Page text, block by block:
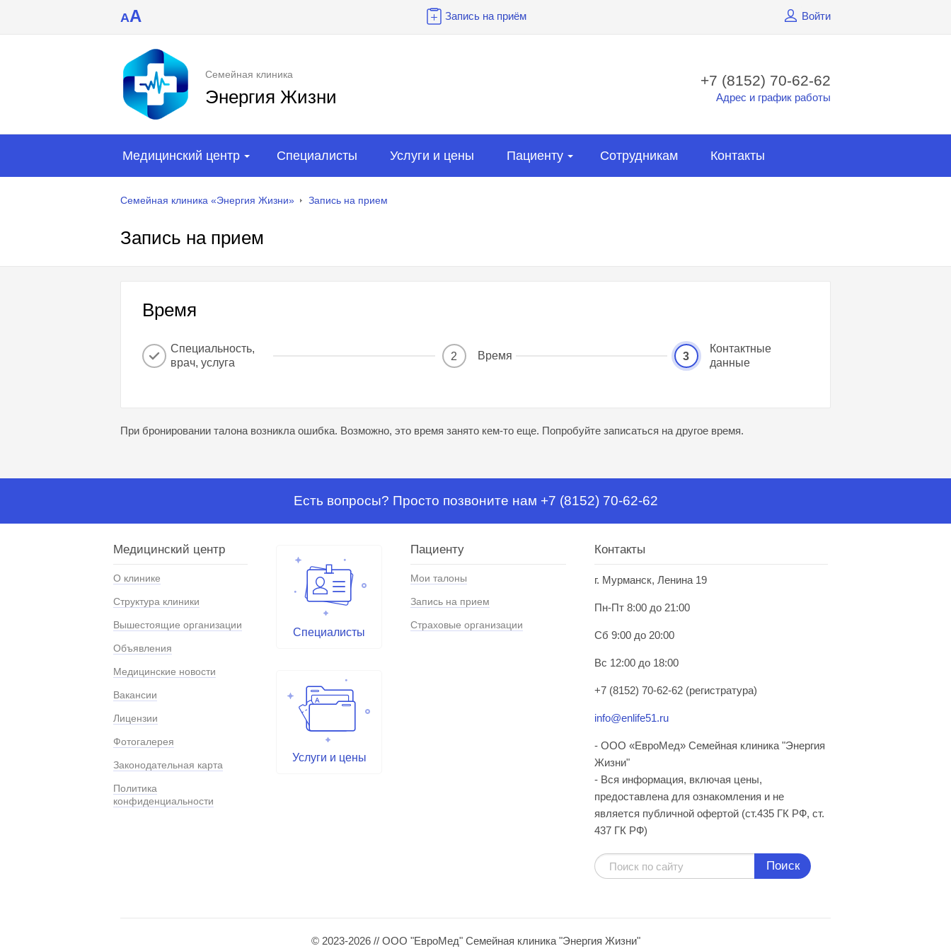
AA Запись на приём Войти
Семейная клиника
Энергия Жизни
+7 (8152) 70-62-62
Адрес и график работы
Медицинский центр Специалисты Услуги и цены Пациенту Сотрудникам Контакты
Семейная клиника «Энергия Жизни» Запись на прием
Запись на прием
Время
Специальность,
врач, услуга
2 Время 3
Контактные
данные
При бронировании талона возникла ошибка. Возможно, это время занято кем-то еще. Попробуйте записаться на другое время.
Есть вопросы? Просто позвоните нам +7 (8152) 70-62-62
Медицинский центр
О клинике
Структура клиники
Вышестоящие организации
Объявления
Медицинские новости
Вакансии
Лицензии
Фотогалерея
Законодательная карта
Политика
конфиденциальности
Специалисты
Услуги и цены
Пациенту
Мои талоны
Запись на прием
Страховые организации
Контакты
г. Мурманск, Ленина 19
Пн-Пт 8:00 до 21:00
Сб 9:00 до 20:00
Вс 12:00 до 18:00
+7 (8152) 70-62-62 (регистратура)
info@enlife51.ru
- ООО «ЕвроМед» Семейная клиника "Энергия
Жизни"
- Вся информация, включая цены,
предоставлена для ознакомления и не
является публичной офертой (ст.435 ГК РФ, cт.
437 ГК РФ)
Поиск
© 2023-2026 // ООО "ЕвроМед" Семейная клиника "Энергия Жизни"